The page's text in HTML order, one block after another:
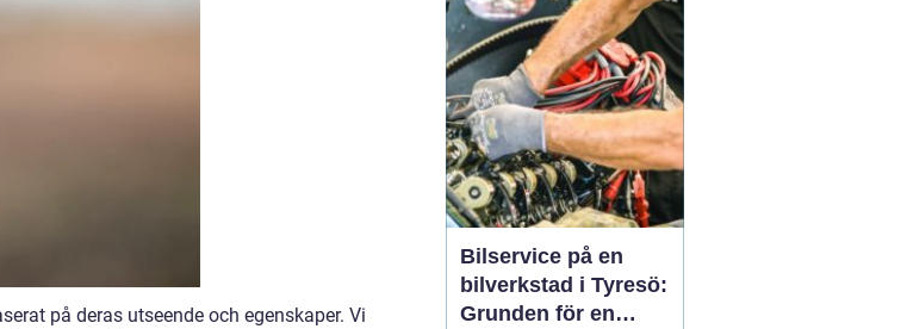
på deras utseende och egenskaper. Vi
partner från en tillfällig
lösning, hur en
installation bör gå till
och vilka...
Bilservice på en
bilverkstad i Tyresö:
Grunden för en